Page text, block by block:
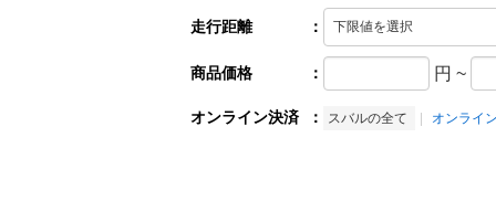
走行距離 ：
商品価格 ： 円 ~
オンライン決済 ： スバルの全て オンライ